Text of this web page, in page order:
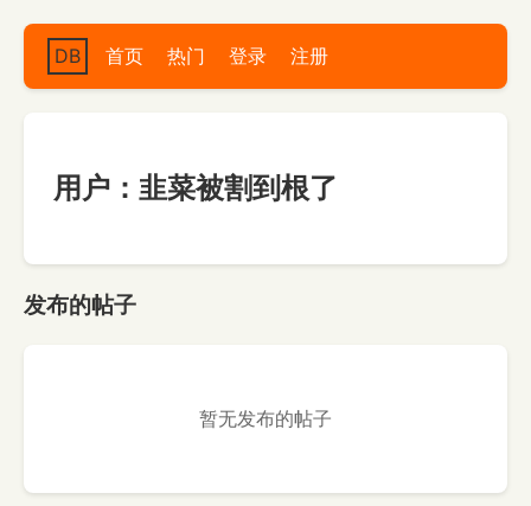
DB 首页 热门 登录 注册
用户：韭菜被割到根了
发布的帖子
暂无发布的帖子